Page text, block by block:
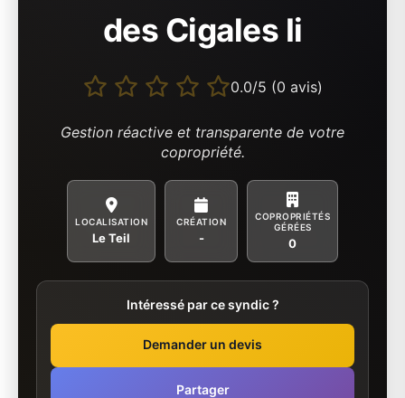
des Cigales Ii
0.0/5 (0 avis)
Gestion réactive et transparente de votre
copropriété.
LOCALISATION
Le Teil
CRÉATION
-
COPROPRIÉTÉS
GÉRÉES
0
Intéressé par ce syndic ?
Demander un devis
Partager